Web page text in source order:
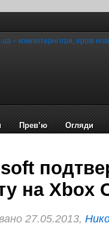
Прев’ю Огляди
на Xbox
27.05.2013,